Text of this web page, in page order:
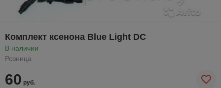
Комплект ксенона Blue Light DC
В наличии
Розница
60 руб.